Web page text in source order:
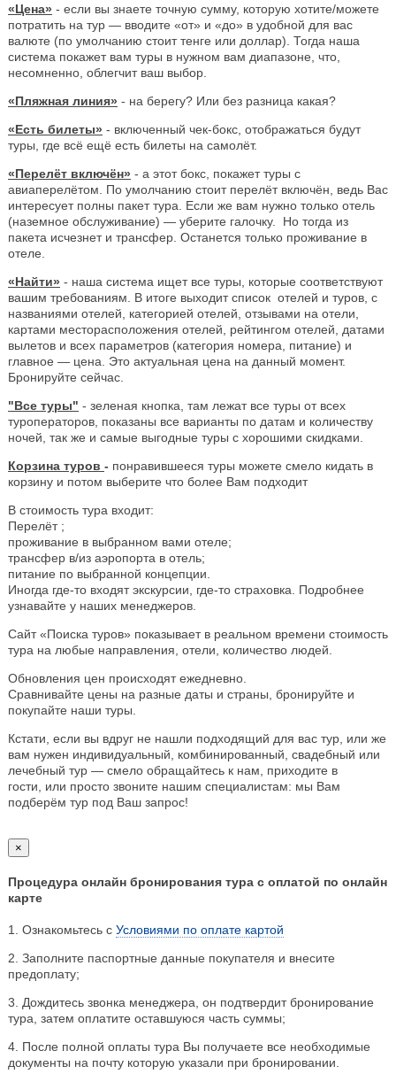
«Цена» - если вы знаете точную сумму, которую хотите/можете
потратить на тур — вводите «от» и «до» в удобной для вас
валюте (по умолчанию стоит тенге или доллар). Тогда наша
система покажет вам туры в нужном вам диапазоне, что,
несомненно, облегчит ваш выбор.
«Пляжная линия» - на берегу? Или без разница какая?
«Есть билеты» - включенный чек-бокс, отображаться будут
туры, где всё ещё есть билеты на самолёт.
«Перелёт включён» - а этот бокс, покажет туры с
авиаперелётом. По умолчанию стоит перелёт включён, ведь Вас
интересует полны пакет тура. Если же вам нужно только отель
(наземное обслуживание) — уберите галочку. Но тогда из
пакета исчезнет и трансфер. Останется только проживание в
отеле.
«Найти» - наша система ищет все туры, которые соответствуют
вашим требованиям. В итоге выходит список отелей и туров, с
названиями отелей, категорией отелей, отзывами на отели,
картами месторасположения отелей, рейтингом отелей, датами
вылетов и всех параметров (категория номера, питание) и
главное — цена. Это актуальная цена на данный момент.
Бронируйте сейчас.
"Все туры" - зеленая кнопка, там лежат все туры от всех
туроператоров, показаны все варианты по датам и количеству
ночей, так же и самые выгодные туры с хорошими скидками.
Корзина туров - понравившееся туры можете смело кидать в
корзину и потом выберите что более Вам подходит
В стоимость тура входит:
Перелёт ;
проживание в выбранном вами отеле;
трансфер в/из аэропорта в отель;
питание по выбранной концепции.
Иногда где-то входят экскурсии, где-то страховка. Подробнее
узнавайте у наших менеджеров.
Сайт «Поиска туров» показывает в реальном времени стоимость
тура на любые направления, отели, количество людей.
Обновления цен происходят ежедневно.
Сравнивайте цены на разные даты и страны, бронируйте и
покупайте наши туры.
Кстати, если вы вдруг не нашли подходящий для вас тур, или же
вам нужен индивидуальный, комбинированный, свадебный или
лечебный тур — смело обращайтесь к нам, приходите в
гости, или просто звоните нашим специалистам: мы Вам
подберём тур под Ваш запрос!
×
Процедура онлайн бронирования тура с оплатой по онлайн
карте
1. Ознакомьтесь с Условиями по оплате картой
2. Заполните паспортные данные покупателя и внесите
предоплату;
3. Дождитесь звонка менеджера, он подтвердит бронирование
тура, затем оплатите оставшуюся часть суммы;
4. После полной оплаты тура Вы получаете все необходимые
документы на почту которую указали при бронировании.